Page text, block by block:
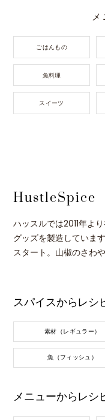
ごはんもの
魚料理
スイーツ
HustleSpice
ハッスルでは2011年よ
グッズを製造していま
スタート。山椒のさわ
スパイスからレシ
素材（レギュラー）
魚（フィッシュ）
メニューからレシ